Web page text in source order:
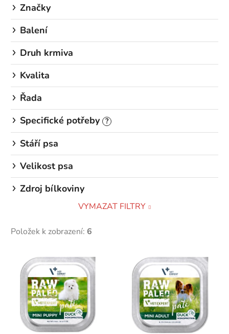
Značky
Balení
Druh krmiva
Kvalita
Řada
Specifické potřeby ?
Stáří psa
Velikost psa
Zdroj bílkoviny
VYMAZAT FILTRY
Položek k zobrazení: 6